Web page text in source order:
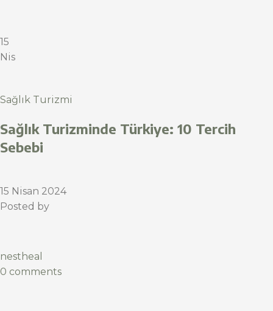
15
Nis
Sağlık Turizmi
Sağlık Turizminde Türkiye: 10 Tercih
Sebebi
15 Nisan 2024
Posted by
nestheal
0 comments